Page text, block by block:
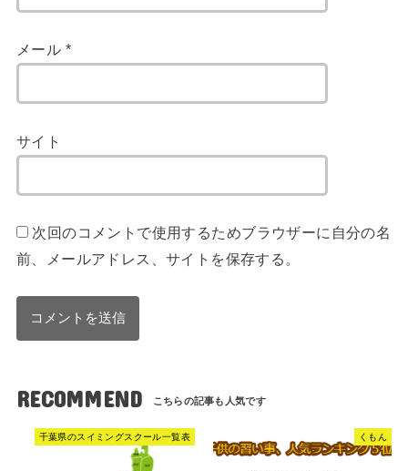
メール *
サイト
次回のコメントで使用するためブラウザーに自分の名
前、メールアドレス、サイトを保存する。
RECOMMEND
千葉県のスイミングスクール一覧表 くもん